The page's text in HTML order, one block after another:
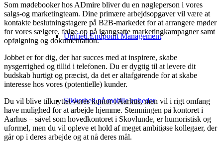
Unified Endpoint Management
Sikkerhed på mobile enheder
Som mødebooker hos ADmire bliver du en nøgleperson i vores
salgs-og marketingteam. Dine primære arbejdsopgaver vil være at
kontakte beslutningstagere på B2B-markedet for at arrangere møder
for vores sælgere, følge op på igangsatte marketingkampagner samt
opfølgning og dokumentation.
Jobbet er for dig, der har succes med at inspirere, skabe
nysgerrighed og tillid i telefonen. Du er dygtig til at levere dit
budskab hurtigt og præcist, da det er altafgørende for at skabe
interesse hos vores (potentielle) kunder.
Du vil blive tilknyttet vores kontor i Aarhus, men vil i rigt omfang
have mulighed for at arbejde hjemme. Stemningen på kontoret i
Aarhus – såvel som hovedkontoret i Skovlunde, er humoristisk og
uformel, men du vil opleve et hold af meget ambitiøse kollegaer, der
går op i deres arbejde og at nå deres mål.